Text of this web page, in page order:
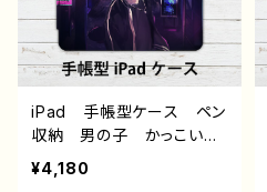
デザイン グッズ タイト
ル：黒野京 デザイン60
作：黒野京
iPad 手帳型ケース ペン
収納 男の子 かっこい
い イケメン おしゃれ ク
ール エモい 風景 景
¥4,180